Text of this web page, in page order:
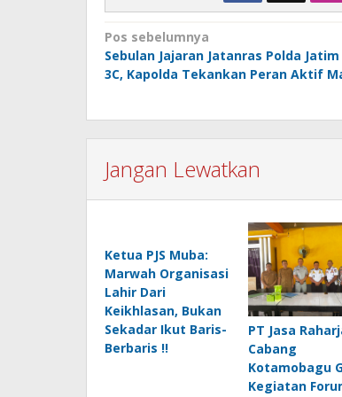
Navigasi
pos
Pos sebelumnya
Sebulan Jajaran Jatanras Polda
3C, Kapolda Tekankan Peran Aktif
Jangan Lewatkan
Ketua PJS Muba:
Marwah Organisasi
Lahir Dari
Keikhlasan, Bukan
Sekadar Ikut Baris-
Berbaris !!
PT Jasa
Cabang
Kotamobagu
Kegiatan